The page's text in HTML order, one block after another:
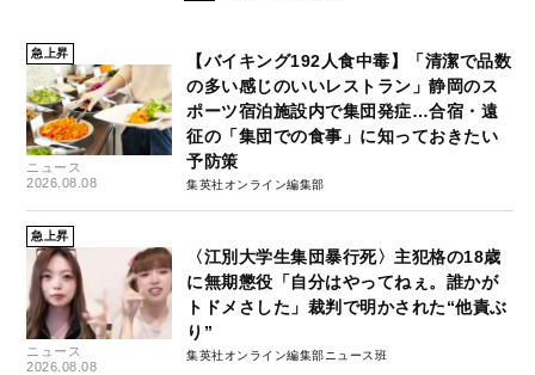
急上昇
ニュース
2026.08.08
【バイキング192人食中毒】「清潔で品数
の多い感じのいいレストラン」静岡のス
ポーツ宿泊施設内で集団発症…合宿・遠
征の「集団での食事」に知っておきたい
予防策
集英社オンライン編集部
急上昇
ニュース
2026.08.08
〈江別大学生集団暴行死〉主犯格の18歳
に無期懲役「自分はやってねぇ。誰かが
トドメさした」裁判で明かされた“他責ぶ
り”
集英社オンライン編集部ニュース班